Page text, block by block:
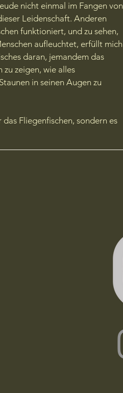
nicht einmal im Fangen von
Leidenschaft. Anderen
funktioniert, und zu sehen,
aufleuchtet, erfüllt mich
daran, jemandem das
zu zeigen, wie alles
in seinen Augen zu
Fliegenfischen, sondern es